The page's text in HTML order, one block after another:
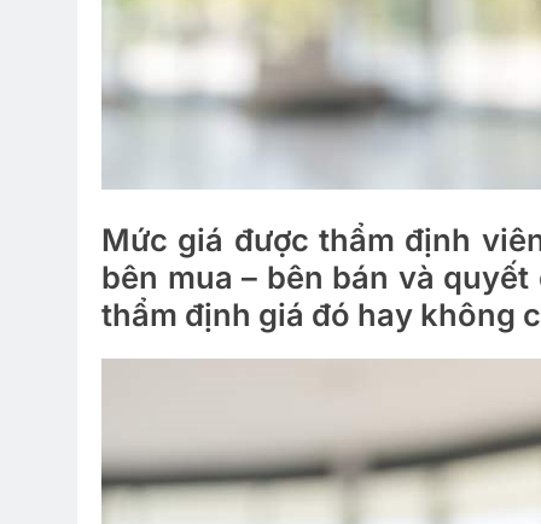
Mức giá được thẩm định
bên mua – bên bán và
thẩm định giá đó hay không